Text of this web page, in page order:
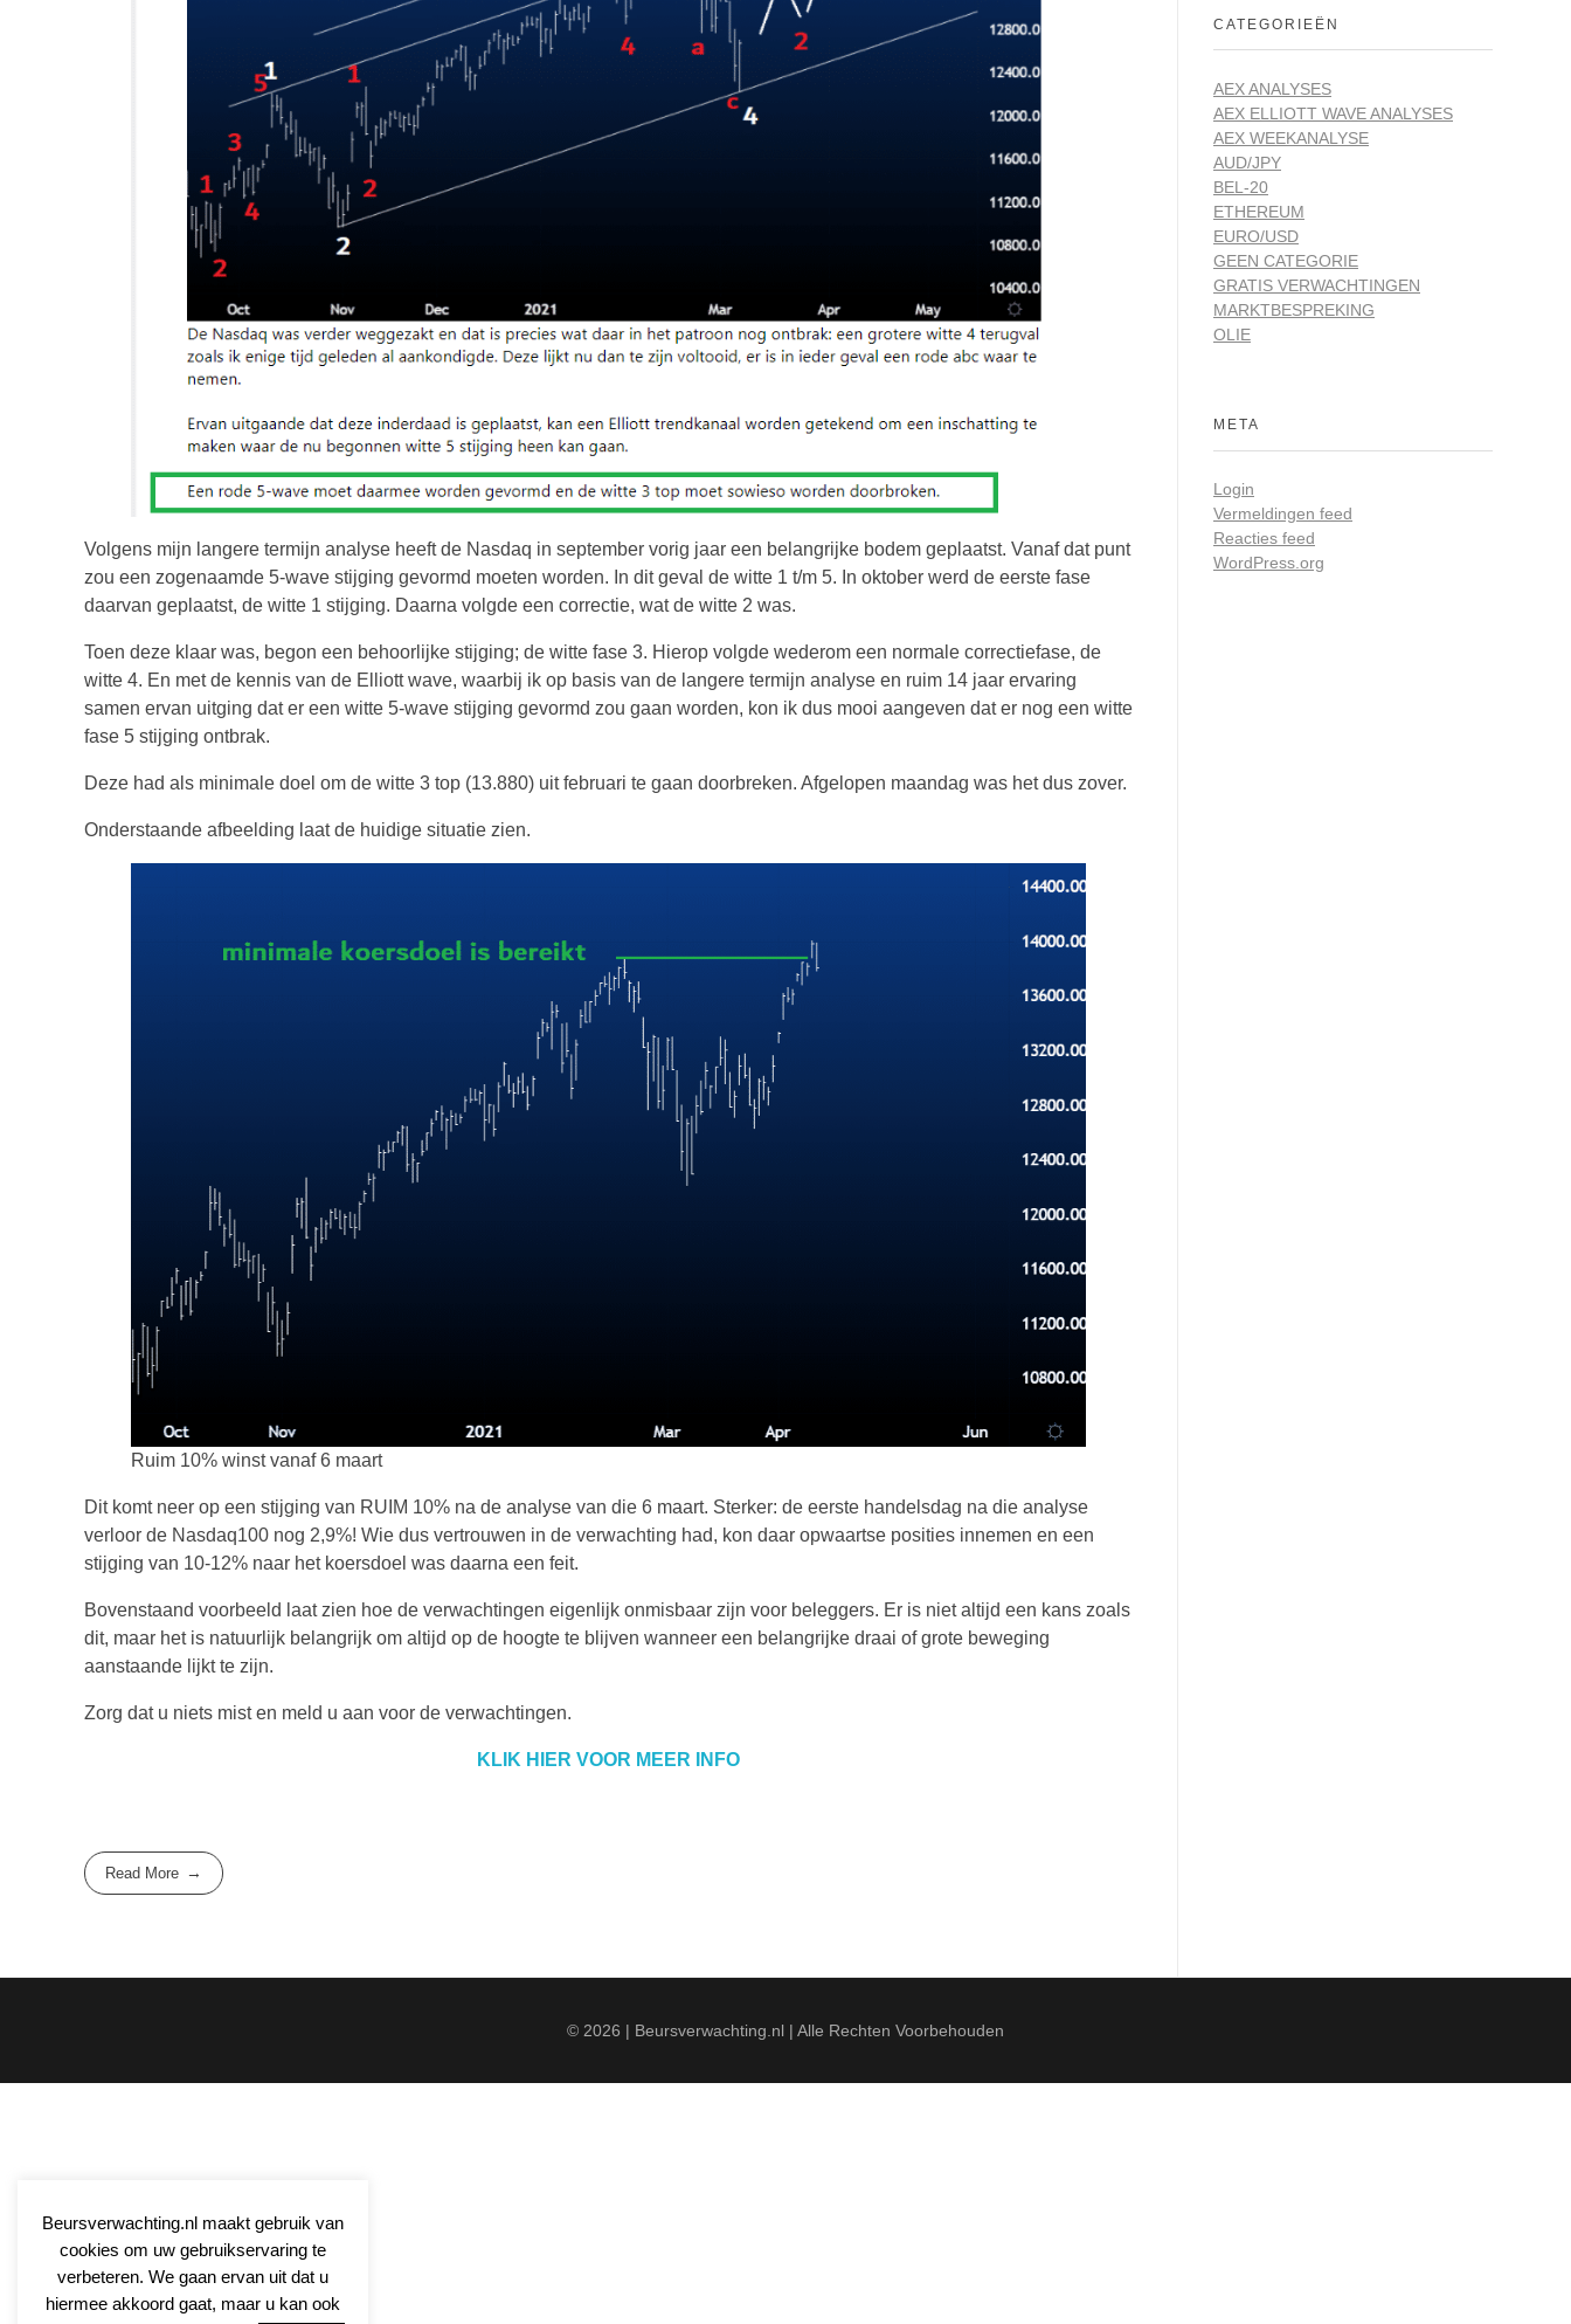
Volgens mijn langere termijn analyse heeft de Nasdaq in september vorig jaar een belangrijke bodem geplaatst. Vanaf dat punt
zou een zogenaamde 5-wave stijging gevormd moeten worden. In dit geval de witte 1 t/m 5. In oktober werd de eerste fase
daarvan geplaatst, de witte 1 stijging. Daarna volgde een correctie, wat de witte 2 was.
Toen deze klaar was, begon een behoorlijke stijging; de witte fase 3. Hierop volgde wederom een normale correctiefase, de
witte 4. En met de kennis van de Elliott wave, waarbij ik op basis van de langere termijn analyse en ruim 14 jaar ervaring
samen ervan uitging dat er een witte 5-wave stijging gevormd zou gaan worden, kon ik dus mooi aangeven dat er nog een witte
fase 5 stijging ontbrak.
Deze had als minimale doel om de witte 3 top (13.880) uit februari te gaan doorbreken. Afgelopen maandag was het dus zover.
Onderstaande afbeelding laat de huidige situatie zien.
Ruim 10% winst vanaf 6 maart
Dit komt neer op een stijging van RUIM 10% na de analyse van die 6 maart. Sterker: de eerste handelsdag na die analyse
verloor de Nasdaq100 nog 2,9%! Wie dus vertrouwen in de verwachting had, kon daar opwaartse posities innemen en een
stijging van 10-12% naar het koersdoel was daarna een feit.
Bovenstaand voorbeeld laat zien hoe de verwachtingen eigenlijk onmisbaar zijn voor beleggers. Er is niet altijd een kans zoals
dit, maar het is natuurlijk belangrijk om altijd op de hoogte te blijven wanneer een belangrijke draai of grote beweging
aanstaande lijkt te zijn.
Zorg dat u niets mist en meld u aan voor de verwachtingen.
KLIK HIER VOOR MEER INFO
Read More
CATEGORIEËN
AEX ANALYSES
AEX ELLIOTT WAVE ANALYSES
AEX WEEKANALYSE
AUD/JPY
BEL-20
ETHEREUM
EURO/USD
GEEN CATEGORIE
GRATIS VERWACHTINGEN
MARKTBESPREKING
OLIE
META
Login
Vermeldingen feed
Reacties feed
WordPress.org
© 2026 | Beursverwachting.nl | Alle Rechten Voorbehouden
Beursverwachting.nl maakt gebruik van
cookies om uw gebruikservaring te
verbeteren. We gaan ervan uit dat u
hiermee akkoord gaat, maar u kan ook